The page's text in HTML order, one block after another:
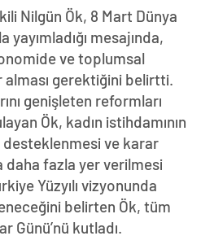
Nilgün Ök, 8 Mart Dünya
yayımladığı mesajında,
ve toplumsal
gerektiğini belirtti.
genişleten reformları
Ök, kadın istihdamının
desteklenmesi ve karar
daha fazla yer verilmesi
Yüzyılı vizyonunda
belirten Ök, tüm
Günü’nü kutladı.